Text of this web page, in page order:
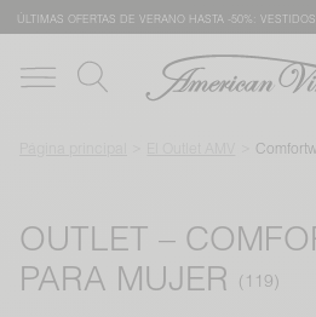
ÚLTIMAS OFERTAS DE VERANO HASTA -50%:
OUTLET –
PARA MUJER